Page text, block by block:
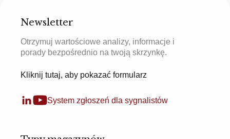
Newsletter
Otrzymuj wartościowe analizy, informacje i
porady bezpośrednio na twoją skrzynkę.
Kliknij tutaj, aby pokazać formularz
System zgłoszeń dla sygnalistów